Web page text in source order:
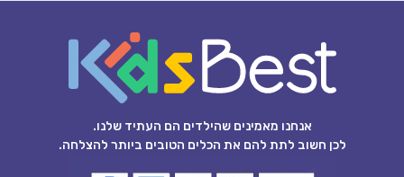
אנחנו מאמינים שהילדים הם העתיד שלנו.
לכן חשוב לתת להם את הכלים הטובים ביותר להצלחה.